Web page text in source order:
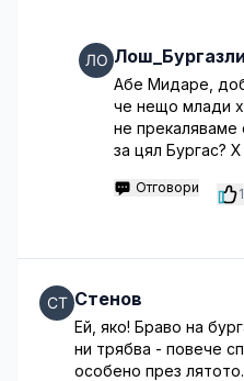
Абе Мидаре,
че нещо млади
не прекаляваме
за цял Бургас? Х
Отговори 1
Стенов
Ей, яко! Браво на
ни трябва - повече
особено през